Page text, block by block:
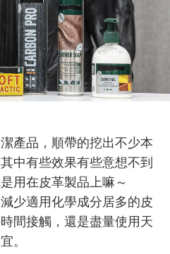
產品，順帶的挖出不少本
中有些效果有些意想不到
用在皮革製品上嘛～
少適用化學成分居多的皮
間接觸，還是盡量使用天
。